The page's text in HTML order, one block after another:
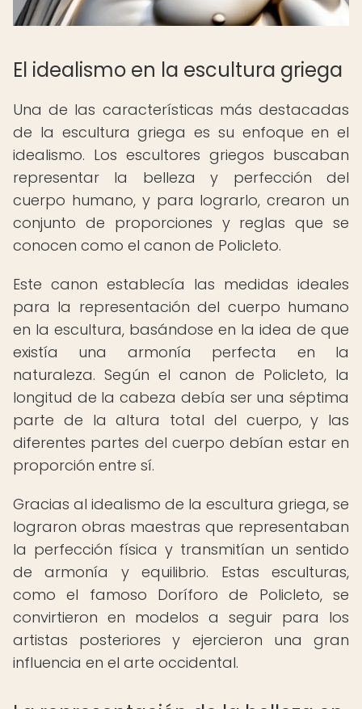
El idealismo en la escultura griega
Una de las características más destacadas
de la escultura griega es su enfoque en el
idealismo. Los escultores griegos buscaban
representar la belleza y perfección del
cuerpo humano, y para lograrlo, crearon un
conjunto de proporciones y reglas que se
conocen como el canon de Policleto.
Este canon establecía las medidas ideales
para la representación del cuerpo humano
en la escultura, basándose en la idea de que
existía una armonía perfecta en la
naturaleza. Según el canon de Policleto, la
longitud de la cabeza debía ser una séptima
parte de la altura total del cuerpo, y las
diferentes partes del cuerpo debían estar en
proporción entre sí.
Gracias al idealismo de la escultura griega, se
lograron obras maestras que representaban
la perfección física y transmitían un sentido
de armonía y equilibrio. Estas esculturas,
como el famoso Doríforo de Policleto, se
convirtieron en modelos a seguir para los
artistas posteriores y ejercieron una gran
influencia en el arte occidental.